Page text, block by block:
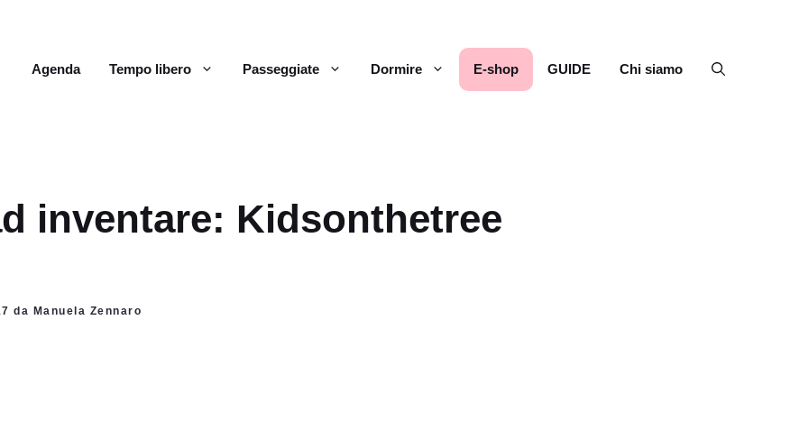
Agenda Tempo libero Passeggiate Dormire E-shop GUIDE Chi siamo
inventare: Kidsonthetree
da Manuela Zennaro